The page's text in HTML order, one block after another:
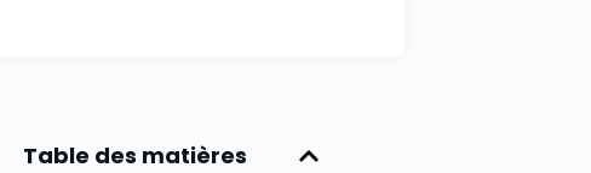
Table des matières